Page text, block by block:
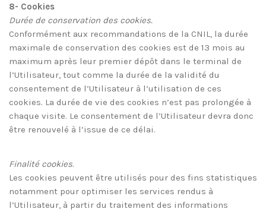
8- Cookies
Durée de conservation des cookies.
Conformément aux recommandations de la CNIL, la durée
maximale de conservation des cookies est de 13 mois au
maximum après leur premier dépôt dans le terminal de
l’Utilisateur, tout comme la durée de la validité du
consentement de l’Utilisateur à l’utilisation de ces
cookies. La durée de vie des cookies n’est pas prolongée à
chaque visite. Le consentement de l’Utilisateur devra donc
être renouvelé à l’issue de ce délai.
Finalité cookies.
Les cookies peuvent être utilisés pour des fins statistiques
notamment pour optimiser les services rendus à
l’Utilisateur, à partir du traitement des informations